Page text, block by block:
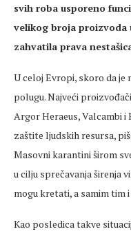
svih roba usporeno
velikog broja proizvoda
zahvatila prava
U celoj Evropi, skoro da
polugu. Najveći
Argor Heraeus, Valcambi
zaštite ljudskih resursa,
Masovni karantini širom
u cilju sprečavanja širenja
mogu kretati, a samim tim
Кao posledica takve